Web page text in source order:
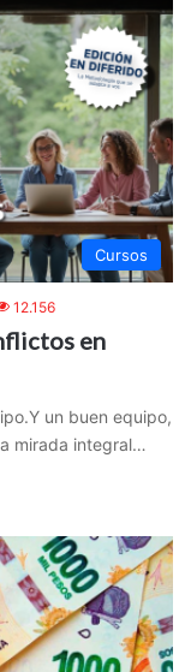
Cursos
12.156
en
un buen equipo,
mirada integral…